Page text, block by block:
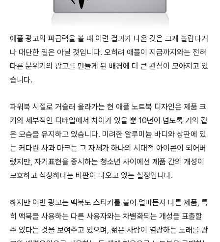
애플 광고의 파급력을 볼 때 이런 결과가 나온 것은 크게 놀랍다거
나 대단한 일은 아닐 것입니다. 오히려 애플이 지금까지와는 전혀
다른 분위기의 광고를 만들게 된 배경에 더 큰 관심이 모아지고 있
습니다.
파워북 시절로 거슬러 올라가는 현 애플 노트북 디자인은 제품 크
기와 세부적인 디테일에서 차이가 있을 뿐 10년이 넘도록 거의 같
은 모습을 유지하고 있습니다. 미려한 알루미늄 바디와 상판에 있
는 커다란 사과 마크는 그 자체가 하나의 시대적 아이콘이 되어버
렸지만, 자기표현을 중시하는 청소년 사이에선 제품 간의 개성이
모호하고 식상하다는 비판이 나오고 있는 실정입니다.
하지만 이번 광고는 맥북도 스티커를 붙여 얼마든지 다른 제품, 특
히 맥북을 사용하는 다른 사용자와는 차별화되는 개성을 표출할
수 있다는 것을 보여주고 있으며, 젊은 사람이 열광하는 노래를 광